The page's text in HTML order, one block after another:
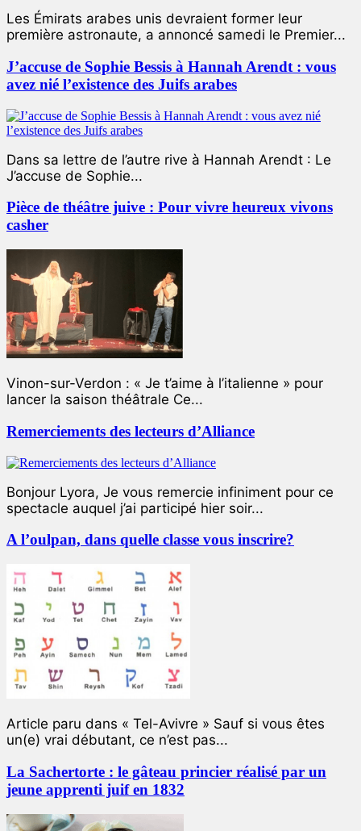
Les Émirats arabes unis devraient former leur
première astronaute, a annoncé samedi le Premier...
J’accuse de Sophie Bessis à Hannah Arendt : vous
avez nié l’existence des Juifs arabes
Dans sa lettre de l’autre rive à Hannah Arendt : Le
J’accuse de Sophie...
Pièce de théâtre juive : Pour vivre heureux vivons
casher
Vinon-sur-Verdon : « Je t’aime à l’italienne » pour
lancer la saison théâtrale Ce...
Remerciements des lecteurs d’Alliance
Bonjour Lyora, Je vous remercie infiniment pour ce
spectacle auquel j’ai participé hier soir...
A l’oulpan, dans quelle classe vous inscrire?
Article paru dans « Tel-Avivre » Sauf si vous êtes
un(e) vrai débutant, ce n’est pas...
La Sachertorte : le gâteau princier réalisé par un
jeune apprenti juif en 1832